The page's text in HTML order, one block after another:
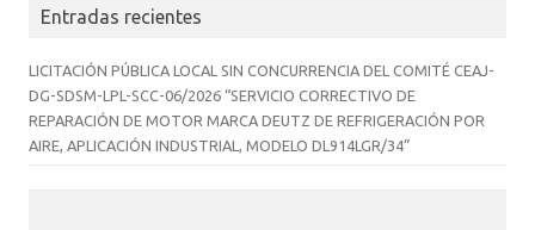
Entradas recientes
LICITACIÓN PÚBLICA LOCAL SIN CONCURRENCIA DEL COMITÉ CEAJ-
DG-SDSM-LPL-SCC-06/2026 “SERVICIO CORRECTIVO DE
REPARACIÓN DE MOTOR MARCA DEUTZ DE REFRIGERACIÓN POR
AIRE, APLICACIÓN INDUSTRIAL, MODELO DL914LGR/34”